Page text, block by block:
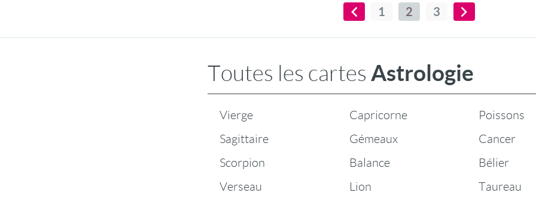
1 2 3
Toutes les cartes Astrologie
Vierge
Sagittaire
Scorpion
Verseau
Capricorne
Gémeaux
Balance
Lion
Poissons
Cancer
Bélier
Taureau